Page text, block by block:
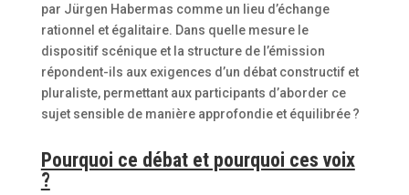
par Jürgen Habermas comme un lieu d’échange
rationnel et égalitaire. Dans quelle mesure le
dispositif scénique et la structure de l’émission
répondent-ils aux exigences d’un débat constructif et
pluraliste, permettant aux participants d’aborder ce
sujet sensible de manière approfondie et équilibrée ?
Pourquoi ce débat et pourquoi ces voix
?